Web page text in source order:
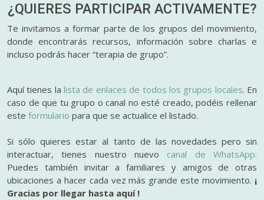
¿QUIERES PARTICIPAR ACTIVAMENTE?
Te invitamos a formar parte de los grupos del movimiento,
donde encontrarás recursos, información sobre charlas e
incluso podrás hacer “terapia de grupo”.
Aquí tienes lalista de enlaces de todos los grupos locales. En
caso de que tu grupo o canal no esté creado, podéis rellenar
este formulario para que se actualice el listado.
Si sólo quieres estar al tanto de las novedades pero sin
interactuar, tienes nuestro nuevo canal de WhatsApp.
Puedes también invitar a familiares y amigos de otras
ubicaciones a hacer cada vez más grande este movimiento. ¡
Gracias por llegar hasta aquí !